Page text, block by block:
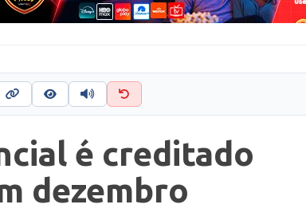
é creditado
dezembro